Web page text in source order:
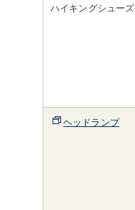
ハイキングシューズ
ヘッドランプ